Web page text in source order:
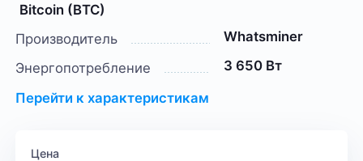
Bitcoin (BTC)
Производитель
Whatsminer
Энергопотребление
3 650 Вт
Перейти к характеристикам
Цена